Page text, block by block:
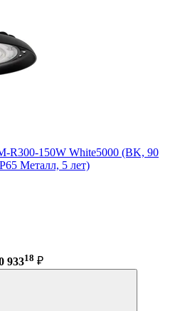
R300-150W White5000 (BK, 90
Металл, 5 лет)
93318 ₽